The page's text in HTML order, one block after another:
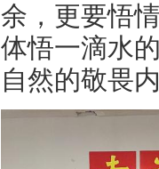
余，更要悟
体悟一滴水
自然的敬畏